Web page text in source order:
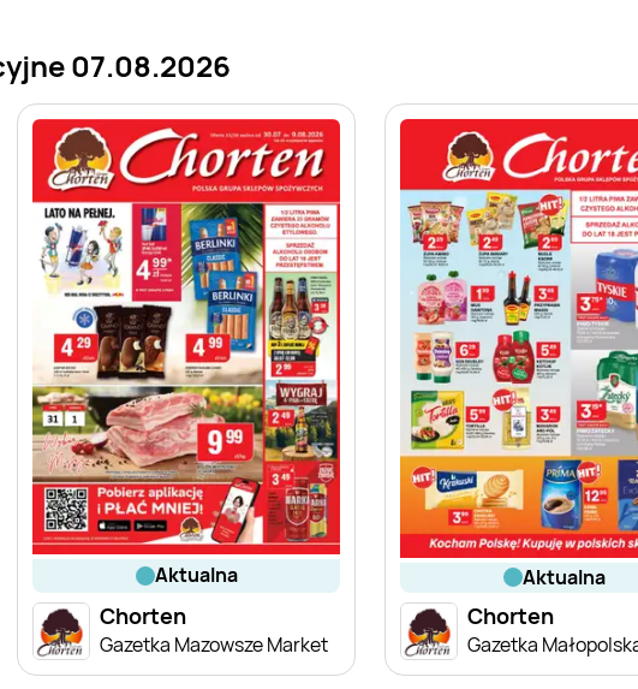
07.08.2026
aktualna
Chorten
Gazetka Mazowsze Market
aktualna
Chorten